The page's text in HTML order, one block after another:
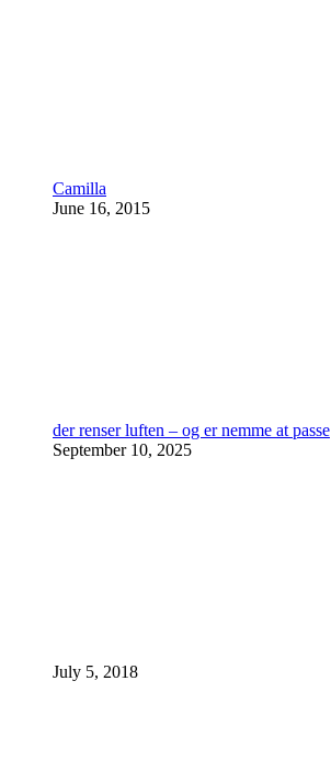
Camilla
June 16, 2015
der renser luften – og er nemme at passe
September 10, 2025
July 5, 2018